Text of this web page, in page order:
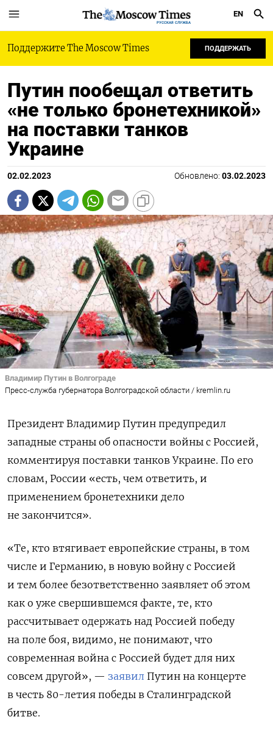
РУССКАЯ СЛУЖБА
EN
Поддержите The Moscow Times ПОДДЕРЖАТЬ
Путин пообещал ответить
«не только бронетехникой»
на поставки танков
Украине
02.02.2023 Обновлено: 03.02.2023
Владимир Путин в Волгограде
Пресс-служба губернатора Волгоградской области / kremlin.ru
Президент Владимир Путин предупредил
западные страны об опасности войны с Россией,
комментируя поставки танков Украине. По его
словам, России «есть, чем ответить, и
применением бронетехники дело
не закончится».
«Те, кто втягивает европейские страны, в том
числе и Германию, в новую войну с Россией
и тем более безответственно заявляет об этом
как о уже свершившемся факте, те, кто
рассчитывает одержать над Россией победу
на поле боя, видимо, не понимают, что
современная война с Россией будет для них
совсем другой», — заявил Путин на концерте
в честь 80-летия победы в Сталинградской
битве.